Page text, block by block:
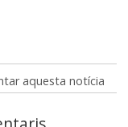
aquesta notícia